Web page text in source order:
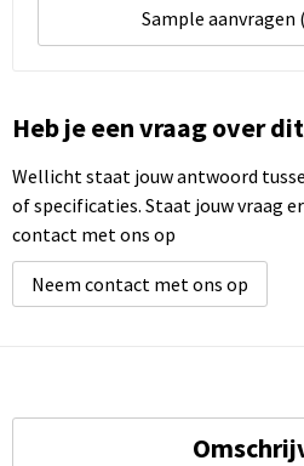
Sample aanvragen
Heb je een vraag over
Wellicht staat jouw antwoord
of specificaties. Staat jouw vraag
contact met ons op
Neem contact met ons op